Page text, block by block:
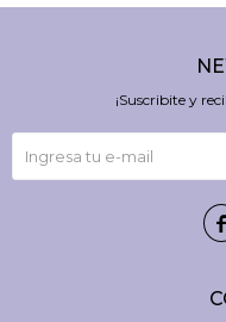
¡Suscribite y
